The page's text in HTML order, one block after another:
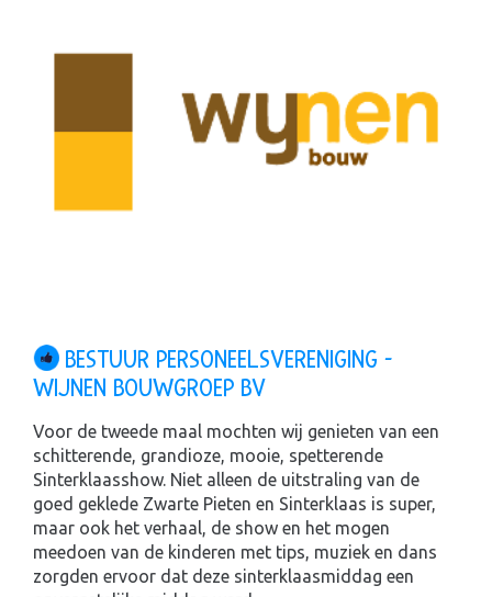
BESTUUR PERSONEELSVERENIGING -
WIJNEN BOUWGROEP BV
Voor de tweede maal mochten wij genieten van een
schitterende, grandioze, mooie, spetterende
Sinterklaasshow. Niet alleen de uitstraling van de
goed geklede Zwarte Pieten en Sinterklaas is super,
maar ook het verhaal, de show en het mogen
meedoen van de kinderen met tips, muziek en dans
zorgden ervoor dat deze sinterklaasmiddag een